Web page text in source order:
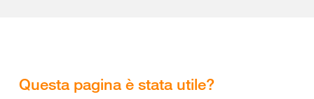
Questa pagina è stata utile?